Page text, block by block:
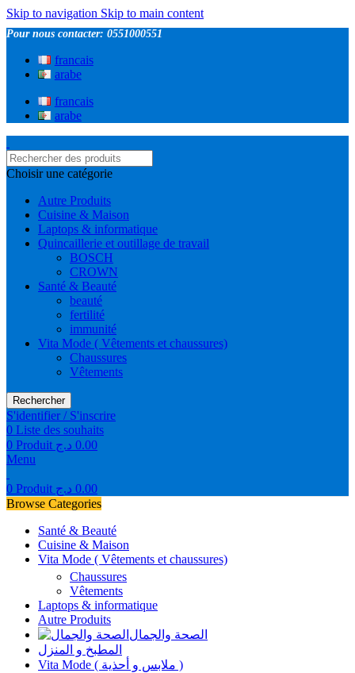
Skip to navigation Skip to main content
Pour nous contacter: 0551000551
francais
arabe
francais
arabe
Choisir une catégorie
Autre Produits
Cuisine & Maison
Laptops & informatique
Quincaillerie et outillage de travail
BOSCH
CROWN
Santé & Beauté
beauté
fertilité
immunité
Vita Mode ( Vêtements et chaussures)
Chaussures
Vêtements
Rechercher
S'identifier / S'inscrire
0 Liste des souhaits
0 Produit 0.00 د.ج
Menu
0 Produit 0.00 د.ج
Browse Categories
Santé & Beauté
Cuisine & Maison
Vita Mode ( Vêtements et chaussures)
Chaussures
Vêtements
Laptops & informatique
Autre Produits
الصحة والجمال
المطبخ و المنزل
Vita Mode ( ملابس و أحذية )